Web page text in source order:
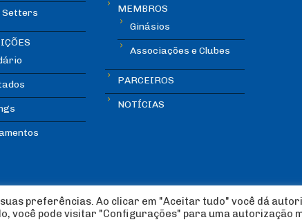
Setters
MEMBROS
Ginásios
Associações e Clubes
PARCEIROS
NOTÍCIAS
preferências. Ao clicar em "Aceitar tudo" você dá
você pode visitar "Configurações" para uma autorização